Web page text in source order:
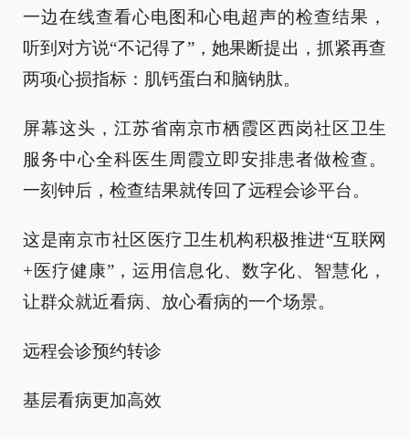
一边在线查看心电图和心电超声的检查结果，
听到对方说“不记得了”，她果断提出，抓紧再查
两项心损指标：肌钙蛋白和脑钠肽。
屏幕这头，江苏省南京市栖霞区西岗社区卫生
服务中心全科医生周霞立即安排患者做检查。
一刻钟后，检查结果就传回了远程会诊平台。
这是南京市社区医疗卫生机构积极推进“互联网
+医疗健康”，运用信息化、数字化、智慧化，
让群众就近看病、放心看病的一个场景。
远程会诊预约转诊
基层看病更加高效